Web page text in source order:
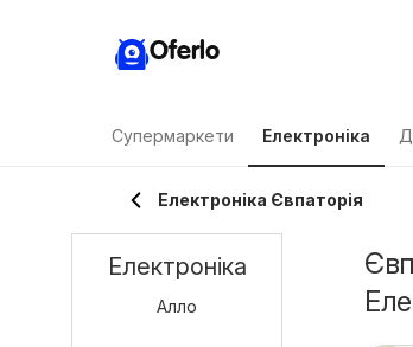
Oferlo
Супермаркети Електроніка
Електроніка Євпаторія
Електроніка
Алло